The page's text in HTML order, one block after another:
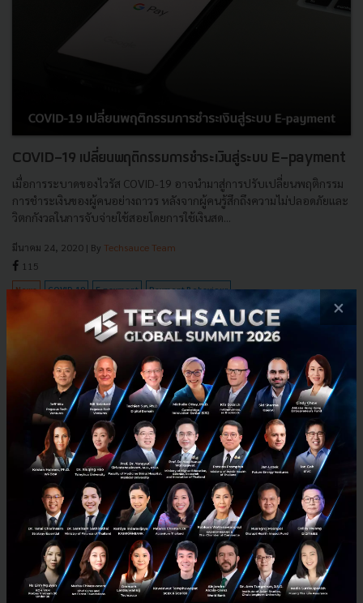
COVID-19 เปลี่ยนพฤติกรรมการชำระเงินสู่ระบบ E-payment
เมื่อการระบาดของไวรัส COVID-19 อาจนำมาสู่การปรับเปลี่ยนพฤติกรรม
การชำระเงินของผู้คนอย่างถาวร หลังจากผู้คนรู้สึกถึงความไม่ปลอดภัยและ
วิตกกังวลในการจับจ่ายใช้สอยโดยการใช้เงินสด...
มีนาคม 24, 2020 | By Techsauce Team
115
News COVID-19 E-payment Payment Behaviour
AirPay กับกลยุทธ์ ‘Consumer Behavioral Insight’ สู่
ธุรกิจ e-payment แบบครบวงจร
×